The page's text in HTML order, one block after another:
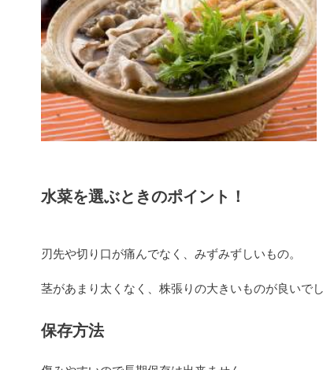
水菜を選ぶときのポイント！
刃先や切り口が痛んでなく、みずみずしいもの。
茎があまり太くなく、株張りの大きいものが良いでし
保存方法